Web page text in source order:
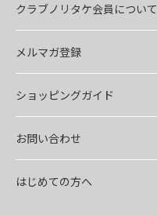
クラブノリタケ会員について
メルマガ登録
ショッピングガイド
お問い合わせ
はじめての方へ